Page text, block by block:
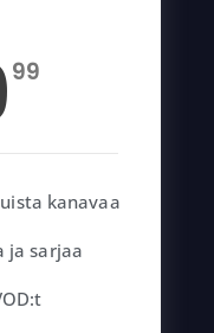
99
kanavaa
ja sarjaa